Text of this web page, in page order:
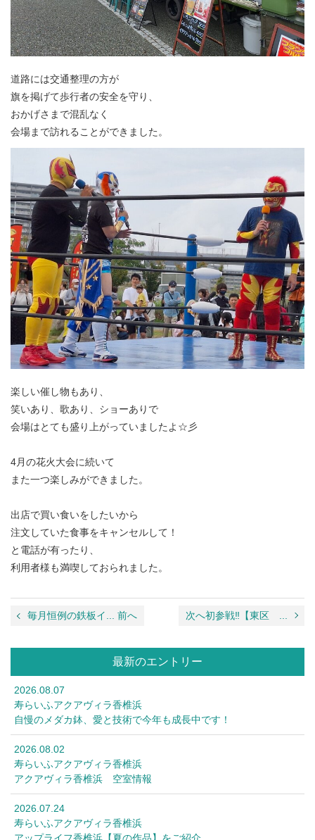
道路には交通整理の方が
旗を掲げて歩行者の安全を守り、
おかげさまで混乱なく
会場まで訪れることができました。
楽しい催し物もあり、
笑いあり、歌あり、ショーありで
会場はとても盛り上がっていましたよ☆彡
4月の花火大会に続いて
また一つ楽しみができました。
出店で買い食いをしたいから
注文していた食事をキャンセルして！
と電話が有ったり、
利用者様も満喫しておられました。
毎月恒例の鉄板イ... 前へ 次へ初参戦‼【東区 ...
最新のエントリー
2026.08.07
寿らいふアクアヴィラ香椎浜
自慢のメダカ鉢、愛と技術で今年も成長中です！
2026.08.02
寿らいふアクアヴィラ香椎浜
アクアヴィラ香椎浜 空室情報
2026.07.24
寿らいふアクアヴィラ香椎浜
アップライフ香椎浜【夏の作品】をご紹介